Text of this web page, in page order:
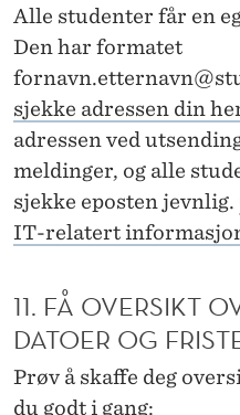
Alle studenter får en
Den har formatet
sjekke adressen din
adressen ved
meldinger, og alle
sjekke eposten jevnlig.
IT-relatert
11. FÅ OVERSIKT
DATOER OG
Prøv å skaffe deg
du godt i gang: